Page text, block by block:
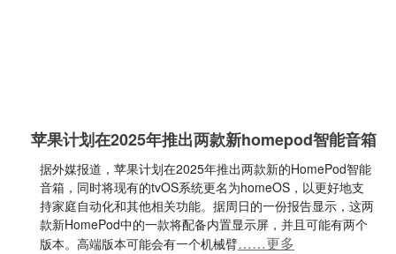
苹果计划在2025年推出两款新homepod智能音箱
据外媒报道，苹果计划在2025年推出两款新的HomePod智能
音箱，同时将现有的tvOS系统更名为homeOS，以更好地支
持家庭自动化和其他相关功能。据周日的一份报告显示，这两
款新HomePod中的一款将配备内置显示屏，并且可能有两个
版本。高端版本可能会有一个机械臂……更多